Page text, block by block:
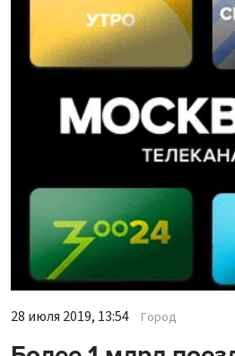
28 июля 2019, 13:54 Город